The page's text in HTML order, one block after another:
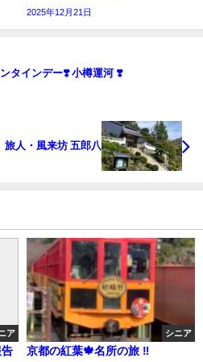
2025年12月21日
タインデー❣️ 小樽運河 ❣️
旅人・風来坊 五郎八
ア シニア
京都の紅葉🍁名所の旅 ‼︎